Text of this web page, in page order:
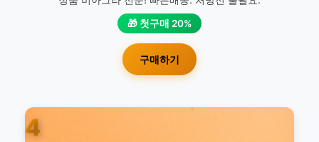
🎁 첫구매 20%
구매하기
4